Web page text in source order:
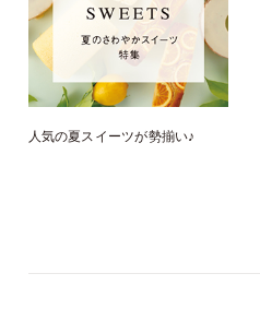
人気の夏スイーツが勢揃い♪